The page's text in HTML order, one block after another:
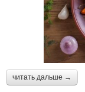
читать дальше →